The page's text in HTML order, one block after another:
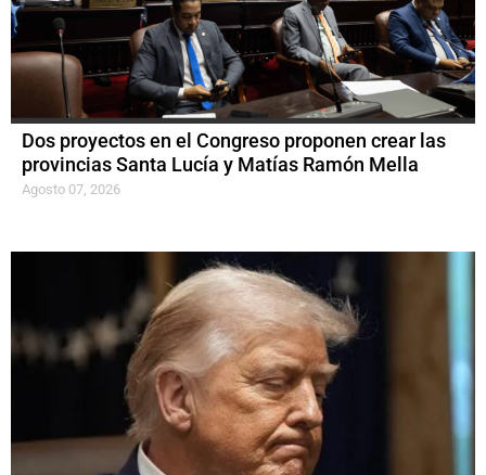
Dos proyectos en el Congreso proponen crear las
provincias Santa Lucía y Matías Ramón Mella
Agosto 07, 2026